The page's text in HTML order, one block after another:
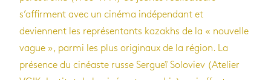
s’affirment avec un cinéma indépendant et
deviennent les représentants kazakhs de la « nouvelle
vague », parmi les plus originaux de la région. La
présence du cinéaste russe Sergueï Soloviev (Atelier